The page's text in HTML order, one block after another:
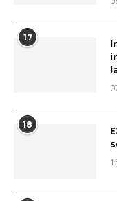
17
18